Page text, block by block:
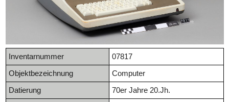
Inventarnummer 07817
Objektbezeichnung Computer
Datierung 70er Jahre 20.Jh.